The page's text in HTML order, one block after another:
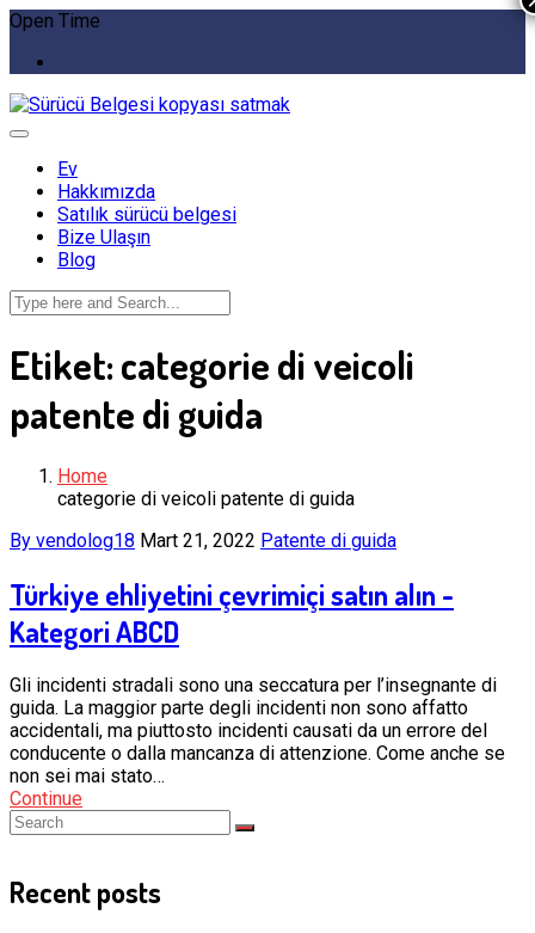
Open Time
Ev
Hakkımızda
Satılık sürücü belgesi
Bize Ulaşın
Blog
Etiket:categorie di veicoli
patente di guida
Home
categorie di veicoli patente di guida
By vendolog18 Mart 21, 2022 Patente di guida
Türkiye ehliyetini çevrimiçi satın alın -
Kategori ABCD
Gli incidenti stradali sono una seccatura per l’insegnante di
guida. La maggior parte degli incidenti non sono affatto
accidentali, ma piuttosto incidenti causati da un errore del
conducente o dalla mancanza di attenzione. Come anche se
non sei mai stato…
Continue
Recent posts